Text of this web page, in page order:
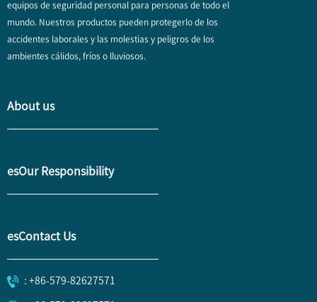
equipos de seguridad personal para personas de todo el
mundo. Nuestros productos pueden protegerlo de los
accidentes laborales y las molestias y peligros de los
ambientes cálidos, fríos o lluviosos.
About us
esOur Responsibility
esContact Us
: +86-579-82627571